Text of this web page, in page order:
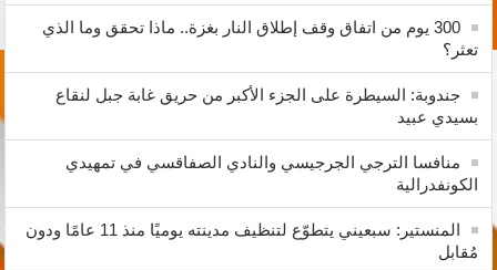
300 يوم من اتفاق وقف إطلاق النار بغزة.. ماذا تحقق وما الذي
تعثر؟
جندوبة: السيطرة على الجزء الأكبر من حريق غابة جبل لنقاع
بسيدي عبيد
منافسا الترجي الجرجيسي والنادي الصفاقسي في تمهيدي
الكونفدرالية
المنستير: سبعيني يتطوّع لتنظيف مدينته يوميًا منذ 11 عامًا ودون
مُقابل